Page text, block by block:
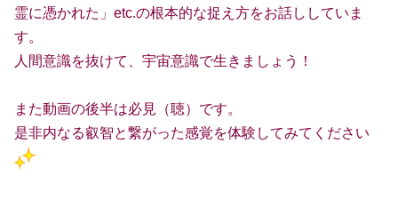
霊に憑かれた」etc.の根本的な捉え方をお話ししていま
す。
人間意識を抜けて、宇宙意識で生きましょう！
また動画の後半は必見（聴）です。
是非内なる叡智と繋がった感覚を体験してみてください